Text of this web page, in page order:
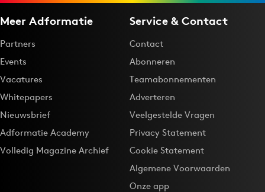
Meer Adformatie
Partners
Events
Vacatures
Whitepapers
Nieuwsbrief
Adformatie Academy
Volledig Magazine Archief
Service & Contact
Contact
Abonneren
Teamabonnementen
Adverteren
Veelgestelde Vragen
Privacy Statement
Cookie Statement
Algemene Voorwaarden
Onze app